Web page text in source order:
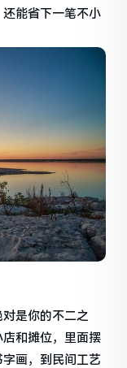
能省下一笔不小
是你的不二之
和摊位，里面摆
画，到民间工艺